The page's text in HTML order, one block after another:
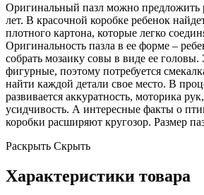
Оригинальный пазл можно предложить
лет. В красочной коробке ребенок
плотного картона, которые легко
Оригинальность пазла в ее форме –
собрать мозаику совы в виде ее
фигурные, поэтому потребуется
найти каждой детали свое место. В
развивается аккуратность, моторика
усидчивость. А интересные факты о
коробки расширяют кругозор. Размер
Раскрыть Скрыть
Характеристики товара